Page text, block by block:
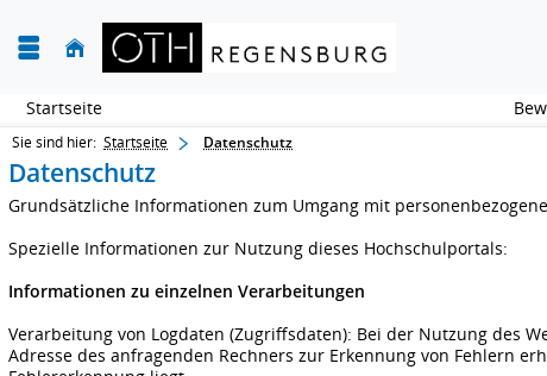
Startseite
Sie sind hier: Startseite Datenschutz
Datenschutz
Grundsätzliche Informationen zum Umgang mit
Spezielle Informationen zur Nutzung dieses Hochschulportals:
Informationen zu einzelnen Verarbeitungen
Verarbeitung von Logdaten (Zugriffsdaten): Bei der Nutzung des
Adresse des anfragenden Rechners zur Erkennung von Fehlern